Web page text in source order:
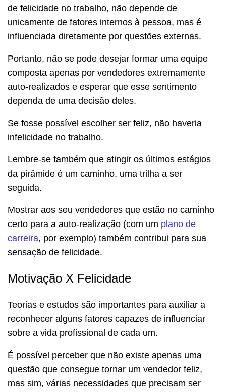
de felicidade no trabalho, não depende de
unicamente de fatores internos à pessoa, mas é
influenciada diretamente por questões externas.
Portanto, não se pode desejar formar uma equipe
composta apenas por vendedores extremamente
auto-realizados e esperar que esse sentimento
dependa de uma decisão deles.
Se fosse possível escolher ser feliz, não haveria
infelicidade no trabalho.
Lembre-se também que atingir os últimos estágios
da pirâmide é um caminho, uma trilha a ser
seguida.
Mostrar aos seu vendedores que estão no caminho
certo para a auto-realização (com um plano de
carreira, por exemplo) também contribui para sua
sensação de felicidade.
Motivação X Felicidade
Teorias e estudos são importantes para auxiliar a
reconhecer alguns fatores capazes de influenciar
sobre a vida profissional de cada um.
É possível perceber que não existe apenas uma
questão que consegue tornar um vendedor feliz,
mas sim, várias necessidades que precisam ser